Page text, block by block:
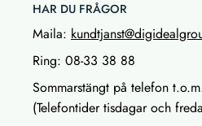
HAR DU FRÅGOR
Maila:
Ring: 08-33 38 88
Sommarstängt på telefon
(Telefontider tisdagar och